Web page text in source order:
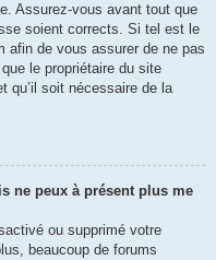
Assurez-vous avant tout que
soient corrects. Si tel est le
afin de vous assurer de ne pas
le propriétaire du site
qu’il soit nécessaire de la
ne peux à présent plus me
ou supprimé votre
beaucoup de forums